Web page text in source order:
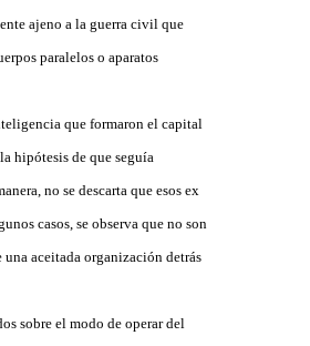
ajeno a la guerra civil que
paralelos o aparatos
que formaron el capital
hipótesis de que seguía
no se descarta que esos ex
casos, se observa que no son
aceitada organización detrás
sobre el modo de operar del